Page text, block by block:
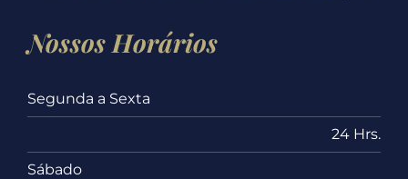
Nossos Horários
Segunda a Sexta
24 Hrs.
Sábado